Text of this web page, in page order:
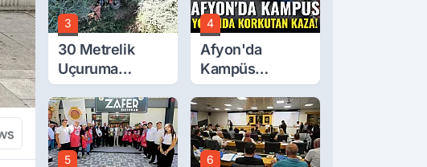
3
30 Metrelik
Uçuruma
Yuvarlanan
Traktörden Sağ
Çıktılar
4
Afyon'da
Kampüs
Yolunda
Korkutan Kaza!
5 6